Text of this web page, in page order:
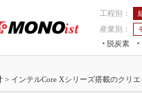
工程別：
産業別：
脱炭素
つながる工場
AI×設備保全
> インテルCore Xシリーズ搭載のクリエ